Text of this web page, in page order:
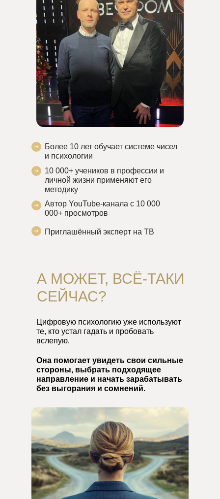
Более 10 лет обучает системе чисел
и психологии
10 000+ учеников в профессии и
личной жизни применяют его
методику
Автор YouTube-канала с 10 000
000+ просмотров
Приглашённый эксперт на ТВ
А МОЖЕТ, ВСЁ-ТАКИ
СЕЙЧАС?
Цифровую психологию уже используют
те, кто устал гадать и пробовать
вслепую.
Она помогает увидеть свои сильные
стороны, выбрать подходящее
направление и начать зарабатывать
без выгорания и сомнений.